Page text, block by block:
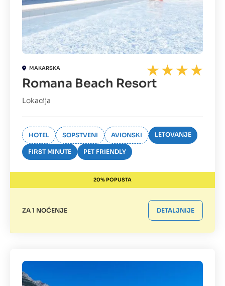
MAKARSKA
Romana Beach Resort
Lokacija
HOTEL SOPSTVENI AVIONSKI LETOVANJE
FIRST MINUTE PET FRIENDLY
20% POPUSTA
ZA 1 NOĆENJE DETALJNIJE